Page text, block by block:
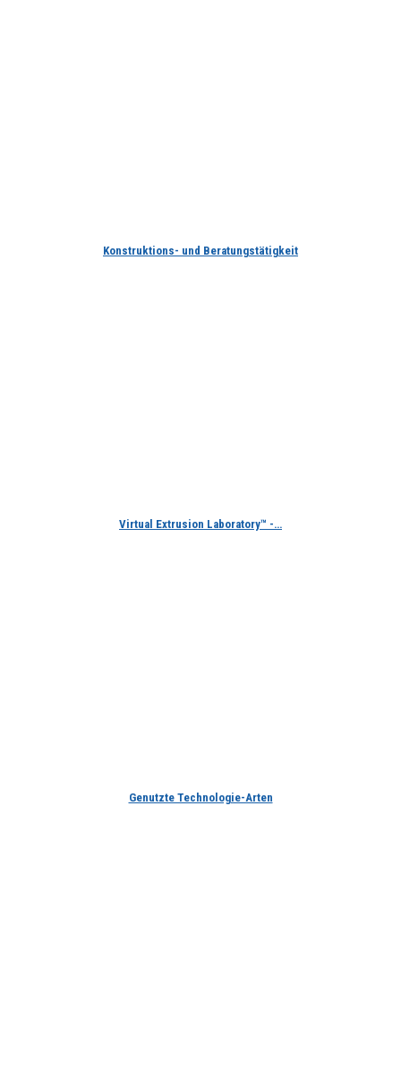
Konstruktions- und Beratungstätigkeit
Virtual Extrusion Laboratory™ -…
Genutzte Technologie-Arten